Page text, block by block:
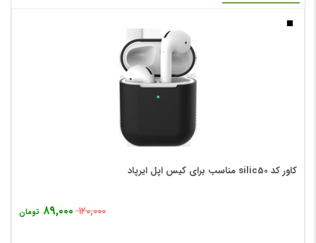
کاور کد silic50 مناسب برای کیس اپل ایرپاد
۱۲۰,۰۰۰ ۸۹,۰۰۰ تومان